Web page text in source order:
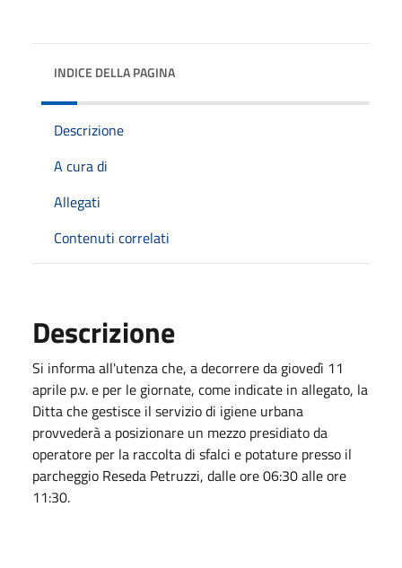
INDICE DELLA PAGINA
Descrizione
A cura di
Allegati
Contenuti correlati
Descrizione
Si informa all'utenza che, a decorrere da giovedì 11
aprile p.v. e per le giornate, come indicate in allegato, la
Ditta che gestisce il servizio di igiene urbana
provvederà a posizionare un mezzo presidiato da
operatore per la raccolta di sfalci e potature presso il
parcheggio Reseda Petruzzi, dalle ore 06:30 alle ore
11:30.